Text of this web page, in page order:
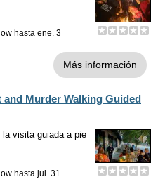
hasta ene. 3
Más información
Murder Walking Guided
la visita guiada a pie
hasta jul. 31